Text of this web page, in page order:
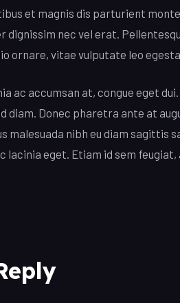
et magnis dis parturient
dignissim nec vel erat.
ornare, vitae vulputate leo
ac accumsan at, congue eget
diam. Donec pharetra ante at
malesuada nibh eu diam sagittis
lacinia eget. Etiam id sem